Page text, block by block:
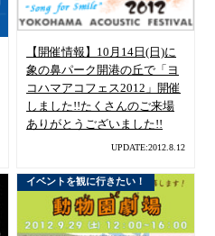
【開催情報】10月14日(日)に
象の鼻パーク開港の丘で「ヨ
コハマアコフェス2012」開催
しました!!たくさんのご来場
ありがとうございました!!
UPDATE:2012.8.12
イベントを観に行きたい！